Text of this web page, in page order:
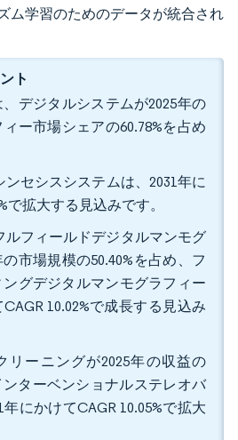
ム学習のためのデータが統合され
ト
デジタルシステムが2025年の
ー市場シェアの60.78%を占め
セシスシステムは、2031年に
で拡大する見込みです。
ルフィールドデジタルマンモグ
市場規模の50.40%を占め、フ
グデジタルマンモグラフィー
10.02%で成長する見込み
リーニングが2025年の収益の
ンターベンショナルステレオバ
にかけてCAGR 10.05%で拡大